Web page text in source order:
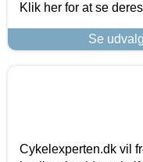
Klik her for at se
Se
Cykelexperten.dk vil